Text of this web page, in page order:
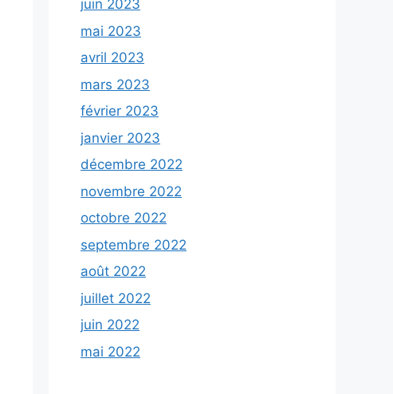
juin 2023
mai 2023
avril 2023
mars 2023
février 2023
janvier 2023
décembre 2022
novembre 2022
octobre 2022
septembre 2022
août 2022
juillet 2022
juin 2022
mai 2022